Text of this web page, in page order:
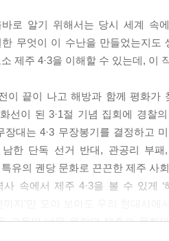
바로 알기 위해서는 당시 세계 속
무엇이 이 수난을 만들었는지
제주 4·3을 이해할 수 있는데, 이
이 끝이 나고 해방과 함께 평화가
선이 된 3·1절 기념 집회에 경찰
장대는 4·3 무장봉기를 결정하고
남한 단독 선거 반대, 관공리 부
유의 궨당 문화로 끈끈한 제주 사
속에서 제주 4·3을 볼 수 있게 ‘
그동안 너무 몰랐던 제주의 문화